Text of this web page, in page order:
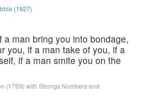
(1927)
a man bring you into bondage,
you, if a man take of you, if a
if a man smite you on the
(1769) with Strongs Numbers and